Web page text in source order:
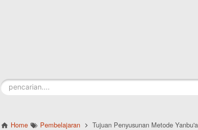
Home Pembelajaran Tujuan Penyusunan Metode Yanbu'a